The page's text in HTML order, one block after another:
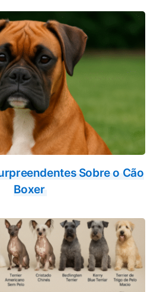
Sobre o Cão
Boxer